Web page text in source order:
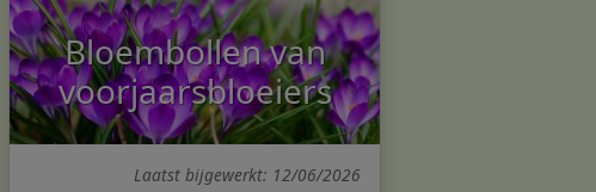
Bloembollen van
voorjaarsbloeiers
Laatst bijgewerkt: 12/06/2026